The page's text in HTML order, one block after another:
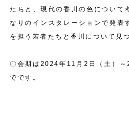
たちと、現代の香川の色について
なりのインスタレーションで発表
を担う若者たちと香川について見
〇会期は2024年11月2日（土）
でです。